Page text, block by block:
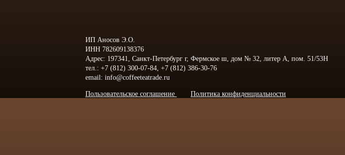
ИП Аносов Э.О.
ИНН 782609138376
Адрес: 197341, Санкт-Петербург г, Фермское ш, дом № 32, литер А, пом. 51/53Н
тел.: +7 (812) 300-07-84, +7 (812) 386-30-76
email: info@coffeeteatrade.ru
Пользовательское соглашение Политика конфиденциальности